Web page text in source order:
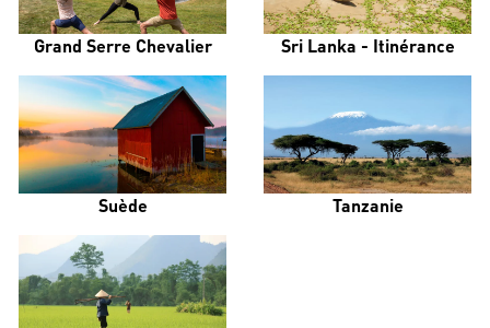
Grand Serre Chevalier Sri Lanka - Itinérance
Suède Tanzanie